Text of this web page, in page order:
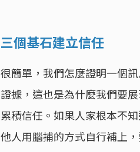
三個基石建立信任
很簡單，我們怎麼證明一個
證據，這也是為什麼我們要
累積信任。如果人家根本不
他人用腦捕的方式自行補上